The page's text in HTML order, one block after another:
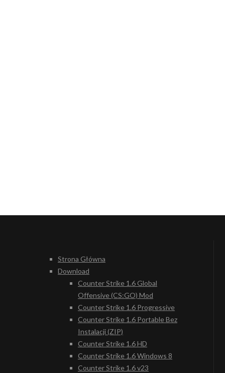
Strona Główna
Download
Counter Strike 1.6 Global
Offensive (CS:GO) Mod
Counter Strike 1.6 Progressive
Counter Strike 1.6 Portable Bez
Instalacji (ZIP)
Counter Strike 1.6 HD
Counter Strike 1.6 Windows 8
Counter Strike 1.6 v23